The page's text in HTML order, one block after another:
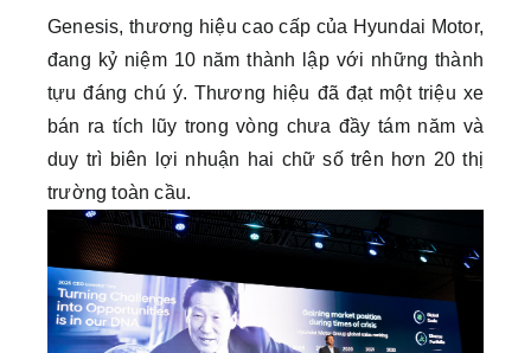
Genesis, thương hiệu cao cấp của Hyundai Motor,
đang kỷ niệm 10 năm thành lập với những thành
tựu đáng chú ý. Thương hiệu đã đạt một triệu xe
bán ra tích lũy trong vòng chưa đầy tám năm và
duy trì biên lợi nhuận hai chữ số trên hơn 20 thị
trường toàn cầu.